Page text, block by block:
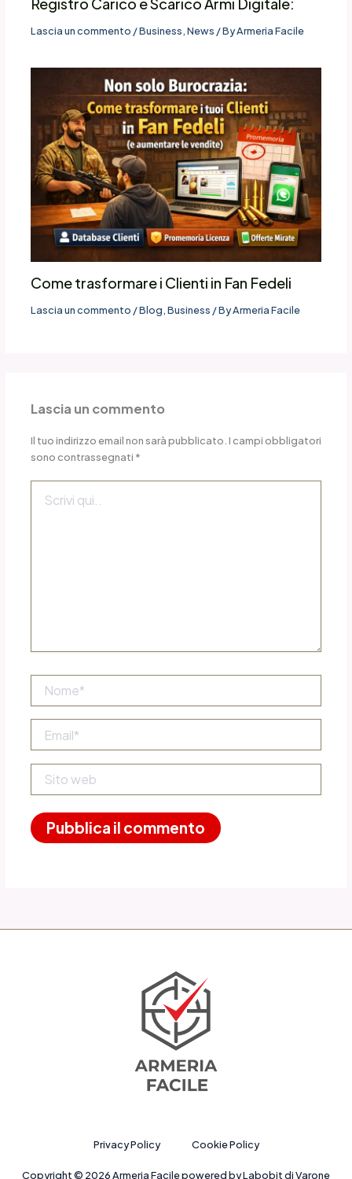
Lascia un commento /Business,News / ByArmeria Facile
Come trasformare i Clienti in Fan Fedeli
Lascia un commento /Blog,Business / ByArmeria Facile
Lascia un commento
Il tuo indirizzo email non sarà pubblicato. I campi obbligatori
sono contrassegnati *
qui..
web
Privacy Policy Cookie Policy
Copyright © 2026 Armeria Facile powered by Labobit di Varone